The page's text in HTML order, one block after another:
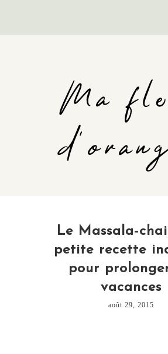
Ma
Le Massala-
petite recette
pour
vacances
août 29, 2015